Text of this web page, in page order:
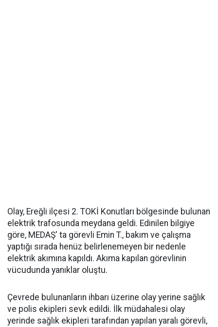
Olay, Ereğli ilçesi 2. TOKİ Konutları bölgesinde bulunan
elektrik trafosunda meydana geldi. Edinilen bilgiye
göre, MEDAŞ' ta görevli Emin T., bakım ve çalışma
yaptığı sırada henüz belirlenemeyen bir nedenle
elektrik akımına kapıldı. Akıma kapılan görevlinin
vücudunda yanıklar oluştu.
Çevrede bulunanların ihbarı üzerine olay yerine sağlık
ve polis ekipleri sevk edildi. İlk müdahalesi olay
yerinde sağlık ekipleri tarafından yapılan yaralı görevli,